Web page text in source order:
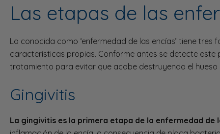
Las etapas de las
La conocida como ‘enfermedad de las encías’ tiene
características propias. Conforme antes se detecte este
tratamiento para evitar que acabe destruyendo el hueso
Gingivitis
La gingivitis es la primera etapa de la enfermedad de